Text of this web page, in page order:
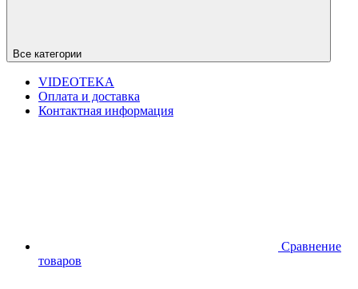
Все категории
VIDEOTEKA
Оплата и доставка
Контактная информация
Сравнение
товаров